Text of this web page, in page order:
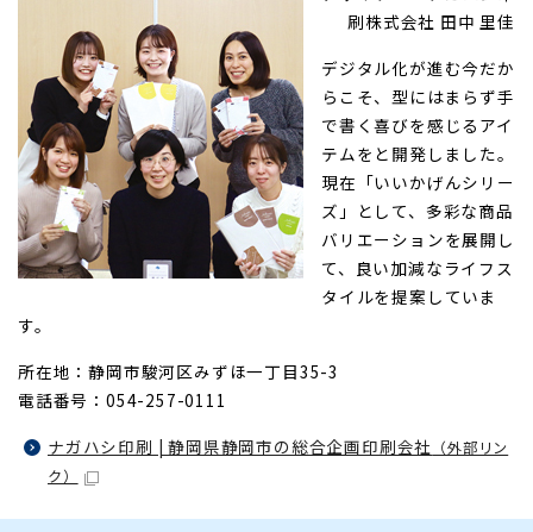
刷株式会社 田中 里佳
デジタル化が進む今だか
らこそ、型にはまらず手
で書く喜びを感じるアイ
テムをと開発しました。
現在「いいかげんシリー
ズ」として、多彩な商品
バリエーションを展開し
て、良い加減なライフス
タイルを提案していま
す。
所在地：静岡市駿河区みずほ一丁目35-3
電話番号：054-257-0111
ナガハシ印刷 | 静岡県静岡市の総合企画印刷会社 （外部リン
ク）